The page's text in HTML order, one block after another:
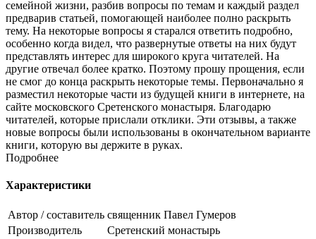
семейной жизни, разбив вопросы по темам и каждый раздел
предварив статьей, помогающей наиболее полно раскрыть
тему. На некоторые вопросы я старался ответить подробно,
особенно когда видел, что развернутые ответы на них будут
представлять интерес для широкого круга читателей. На
другие отвечал более кратко. Поэтому прошу прощения, если
не смог до конца раскрыть некоторые темы. Первоначально я
разместил некоторые части из будущей книги в интернете, на
сайте московского Сретенского монастыря. Благодарю
читателей, которые прислали отклики. Эти отзывы, а также
новые вопросы были использованы в окончательном варианте
книги, которую вы держите в руках.
Подробнее
Характеристики
Автор / составитель священник Павел Гумеров
Производитель
Сретенский монастырь